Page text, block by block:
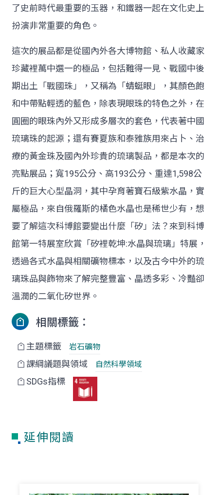
了史前時代最重要的玉器，和鐵器一起在文化史上
扮演非常重要的角色。
這次的展品都是從國內外各大博物館、私人收藏家
珍藏裡萬中選一的極品，包括難得一見、戰國中後
期出土「戰國珠」，又稱為「蜻蜓眼」，其顏色飽
和中帶點輕透的藍色，除表現眼珠的特色之外，在
圓圈的眼珠內外又形成多層次的套色，代表著中國
琉璃珠的起源；還有賽夏族和泰雅族用來占卜、治
療的黃金珠及國內外珍貴的琉璃製品，都是本次的
亮點展品；寬195公分、高193公分、重達1,598公
斤的巨大心型晶洞，其中孕育著寶石級紫水晶，實
屬極品，來自俄羅斯的橘色水晶也是稀世少有，想
要了解這次科博館要變出什麼「矽」法？來到科博
館第一特展室欣賞「矽裡乾坤:水晶與琉璃」特展，
透過各式水晶與相關礦物標本，以及古今中外的琉
璃珠品與飾物來了解完整豐富、晶透多彩、冷豔卻
溫潤的二氧化矽世界。
相關標籤：
主題標籤 岩石礦物
課綱議題與領域 自然科學領域
SDGs指標
延伸閱讀